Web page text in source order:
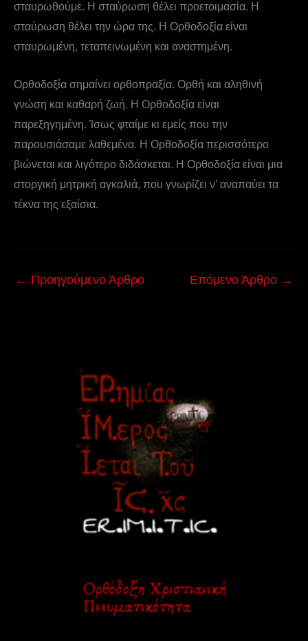
σταυρωθούμε. Η σταύρωση θέλει προετοιμασία. Η
σταύρωση θέλει την ώρα της. Η Ορθοδοξία είναι
σταυρωμένη, τεταπεινωμένη και αναστημένη.
Ορθοδοξία σημαίνει ορθοπραξία. Ορθή και αληθινή
γνώση και καθαρή ζωή. Η Ορθοδοξία είναι
παρεξηγημένη. Ίσως φταίμε κι εμείς που την
παρουσιάσαμε λαθεμένα. Η Ορθοδοξία περισσότερο
βιώνεται και λιγότερο διδάσκεται. Η Ορθοδοξία είναι μια
στοργική μητρική αγκαλιά, που γνωρίζει ν’ αναπαύει τα
τέκνα της εξαίσια.
← Προηγούμενο Άρθρο Επόμενο Άρθρο →